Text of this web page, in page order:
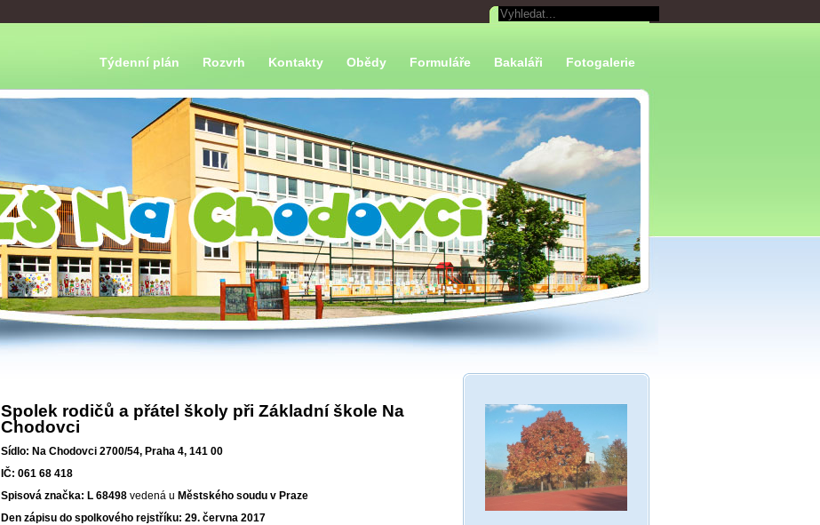
Týdenní plán Rozvrh Kontakty Obědy Formuláře Bakaláři Fotogalerie
Spolek rodičů a přátel školy při Základní škole Na
Chodovci
Sídlo: Na Chodovci 2700/54, Praha 4, 141 00
IČ: 061 68 418
Spisová značka: L 68498 vedená u Městského soudu v Praze
Den zápisu do spolkového rejstříku: 29. června 2017